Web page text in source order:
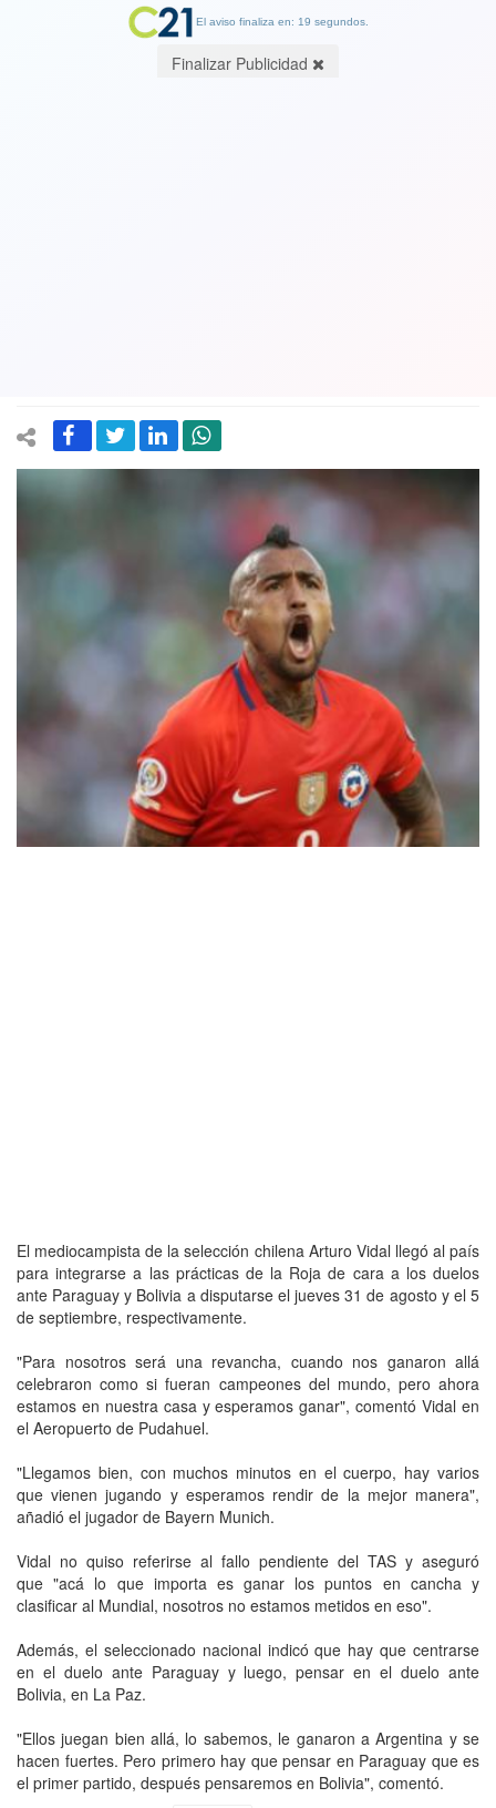
El mediocampista de la selección chilena Arturo Vidal llegó al país
para integrarse a las prácticas de la Roja de cara a los duelos
ante Paraguay y Bolivia a disputarse el jueves 31 de agosto y el 5
de septiembre, respectivamente.
"Para nosotros será una revancha, cuando nos ganaron allá
celebraron como si fueran campeones del mundo, pero ahora
estamos en nuestra casa y esperamos ganar", comentó Vidal en
el Aeropuerto de Pudahuel.
"Llegamos bien, con muchos minutos en el cuerpo, hay varios
que vienen jugando y esperamos rendir de la mejor manera",
añadió el jugador de Bayern Munich.
Vidal no quiso referirse al fallo pendiente del TAS y aseguró
que "acá lo que importa es ganar los puntos en cancha y
clasificar al Mundial, nosotros no estamos metidos en eso".
Además, el seleccionado nacional indicó que hay que centrarse
en el duelo ante Paraguay y luego, pensar en el duelo ante
Bolivia, en La Paz.
"Ellos juegan bien allá, lo sabemos, le ganaron a Argentina y se
hacen fuertes. Pero primero hay que pensar en Paraguay que es
el primer partido, después pensaremos en Bolivia", comentó.
El aviso finaliza en: 19 segundos.
Finalizar Publicidad